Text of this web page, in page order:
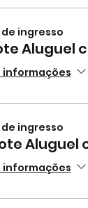
de ingresso
Aluguel
informações
de ingresso
Aluguel
informações